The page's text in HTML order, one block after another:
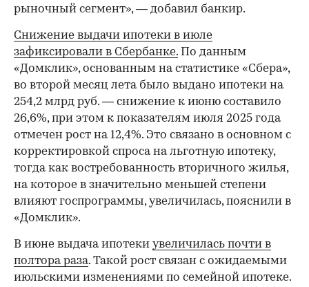
рыночный сегмент», — добавил банкир.
Снижение выдачи ипотеки в июле
зафиксировали в Сбербанке. По данным
«Домклик», основанным на статистике «Сбера»,
во второй месяц лета было выдано ипотеки на
254,2 млрд руб. — снижение к июню составило
26,6%, при этом к показателям июля 2025 года
отмечен рост на 12,4%. Это связано в основном с
корректировкой спроса на льготную ипотеку,
тогда как востребованность вторичного жилья,
на которое в значительно меньшей степени
влияют госпрограммы, увеличилась, пояснили в
«Домклик».
В июне выдача ипотеки увеличилась почти в
полтора раза. Такой рост связан с ожидаемыми
июльскими изменениями по семейной ипотеке.